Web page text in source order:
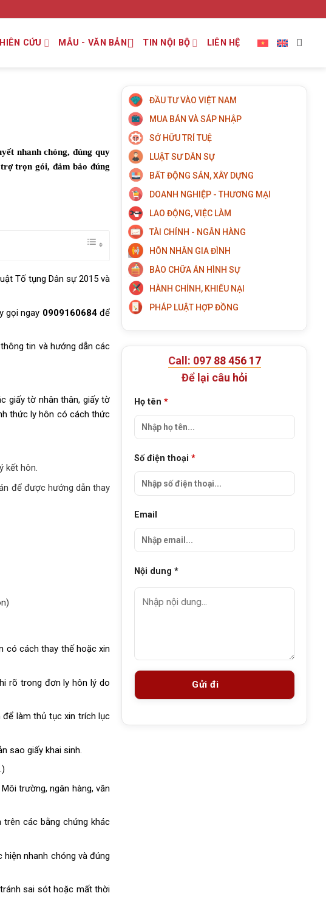
CỨU MẪU - VĂN BẢN TIN NỘI BỘ LIÊN HỆ
nhanh chóng, đúng quy
trọn gói, đảm bảo đúng
Tố tụng Dân sự 2015 và
gọi ngay 0909160684để
tin và hướng dẫn các
giấy tờ nhân thân, giấy tờ
thức ly hôn có cách thức
kết hôn.
để được hướng dẫn thay
có cách thay thế hoặc xin
rõ trong đơn ly hôn lý do
để làm thủ tục xin trích lục
sao giấy khai sinh.
trường, ngân hàng, văn
các bằng chứng khác
nhanh chóng và đúng
sai sót hoặc mất thời
ĐẦU TƯ VÀO VIỆT NAM
MUA BÁN VÀ SÁP NHẬP
SỞ HỮU TRÍ TUỆ
LUẬT SƯ DÂN SỰ
BẤT ĐỘNG SẢN, XÂY DỰNG
DOANH NGHIỆP - THƯƠNG MẠI
LAO ĐỘNG, VIỆC LÀM
TÀI CHÍNH - NGÂN HÀNG
HÔN NHÂN GIA ĐÌNH
BÀO CHỮA ÁN HÌNH SỰ
HÀNH CHÍNH, KHIẾU NẠI
PHÁP LUẬT HỢP ĐỒNG
Call: 097 88 456 17
Để lại câu hỏi
Họ tên*
Số điện thoại*
Email
Nội dung *